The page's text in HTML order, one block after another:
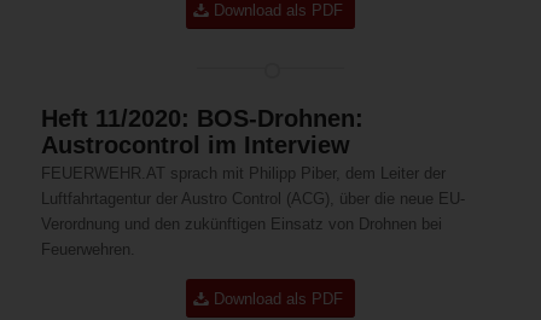
Download als PDF
Heft 11/2020: BOS-Drohnen:
Austrocontrol im Interview
FEUERWEHR.AT sprach mit Philipp Piber, dem Leiter der
Luftfahrtagentur der Austro Control (ACG), über die neue EU-
Verordnung und den zukünftigen Einsatz von Drohnen bei
Feuerwehren.
Download als PDF